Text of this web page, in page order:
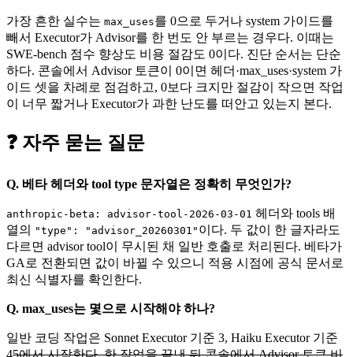
가장 흔한 실수는 max_uses를 0으로 두거나 system 가이드를
빼서 Executor가 Advisor를 한 번도 안 부르는 경우다. 이때는
SWE-bench 점수 향상도 비용 절감도 0이다. 진단 순서는 단순
하다. 콘솔에서 Advisor 토큰이 0이면 헤더·max_uses·system 가
이드 셋을 차례로 점검하고, 0보다 크지만 절감이 작으면 작업
이 너무 짧거나 Executor가 과한 난도를 떠안고 있는지 본다.
❓ 자주 묻는 질문
Q. 베타 헤더와 tool type 문자열은 정확히 무엇인가?
anthropic-beta: advisor-tool-2026-03-01 헤더와 tools 배
열의
"type": "advisor_20260301" 이다. 두 값이 한 글자라도
다르면 advisor tool이 무시된 채 일반 호출로 처리된다. 베타가
GA로 전환되면 값이 바뀔 수 있으니 적용 시점에 공식 문서로
최신 식별자를 확인한다.
Q. max_uses는 몇으로 시작해야 하나?
일반 코딩 작업은 Sonnet Executor 기준 3, Haiku Executor 기준